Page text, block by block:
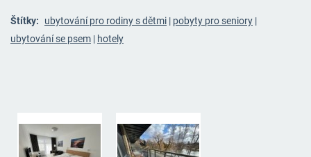
Štítky: ubytování pro rodiny s dětmi | pobyty pro seniory|
ubytování se psem| hotely